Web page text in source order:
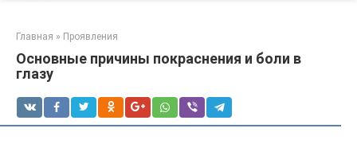
Главная » Проявления
Основные причины покраснения и боли в
глазу